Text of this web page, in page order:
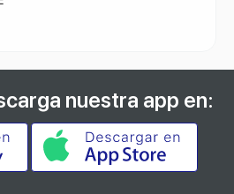
nuestra app en: